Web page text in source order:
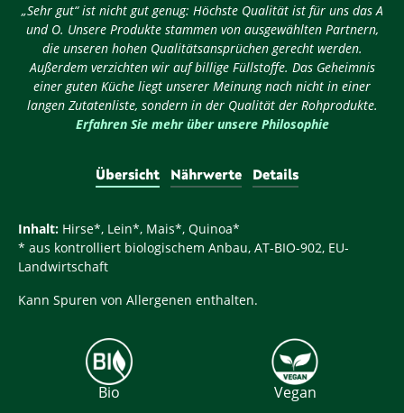
„Sehr gut“ ist nicht gut genug: Höchste Qualität ist für uns das A
und O. Unsere Produkte stammen von ausgewählten Partnern,
die unseren hohen Qualitätsansprüchen gerecht werden.
Außerdem verzichten wir auf billige Füllstoffe. Das Geheimnis
einer guten Küche liegt unserer Meinung nach nicht in einer
langen Zutatenliste, sondern in der Qualität der Rohprodukte.
Erfahren Sie mehr über unsere Philosophie
Übersicht Nährwerte Details
Inhalt: Hirse*, Lein*, Mais*, Quinoa*
* aus kontrolliert biologischem Anbau, AT-BIO-902, EU-
Landwirtschaft
Kann Spuren von Allergenen enthalten.
Bio Vegan